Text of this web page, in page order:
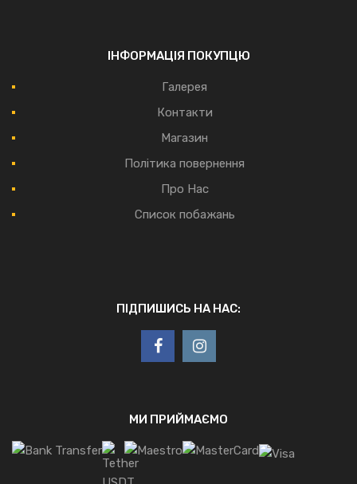
ІНФОРМАЦІЯ ПОКУПЦЮ
Галерея
Контакти
Магазин
Політика повернення
Про Нас
Список побажань
ПІДПИШИСЬ НА НАС:
МИ ПРИЙМАЄМО